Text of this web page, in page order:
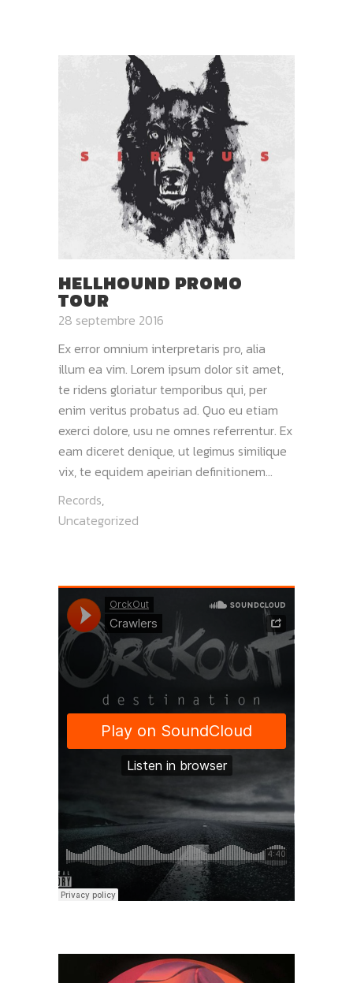
HELLHOUND PROMO
TOUR
28 septembre 2016
Ex error omnium interpretaris pro, alia
illum ea vim. Lorem ipsum dolor sit amet,
te ridens gloriatur temporibus qui, per
enim veritus probatus ad. Quo eu etiam
exerci dolore, usu ne omnes referrentur. Ex
eam diceret denique, ut legimus similique
vix, te equidem apeirian definitionem...
Records,
Uncategorized